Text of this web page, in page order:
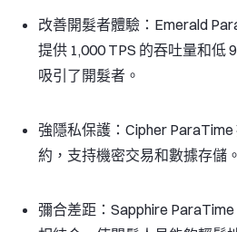
改善開髮者體驗： Emerald
提供 1,000 TPS 的吞吐量和低
吸引了開髮者。
強隱私保護： Cipher
約，支持機密交易和數據存儲。
彌合差距： Sapphire